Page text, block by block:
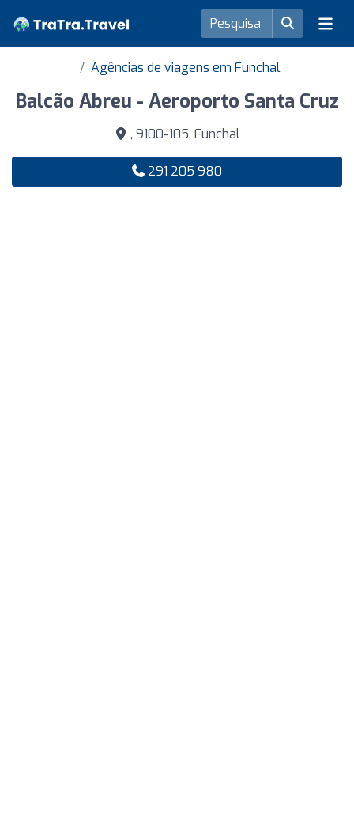
Agências de viagens em Funchal
Balcão Abreu - Aeroporto Santa Cruz
, 9100-105, Funchal
291 205 980